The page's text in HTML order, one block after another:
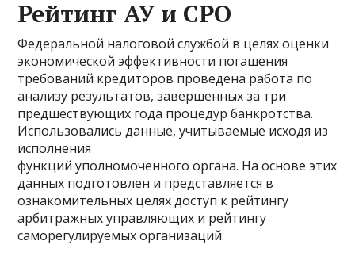
Рейтинг АУ и СРО
Федеральной налоговой службой в целях оценки
экономической эффективности погашения
требований кредиторов проведена работа по
анализу результатов, завершенных за три
предшествующих года процедур банкротства.
Использовались данные, учитываемые исходя из
исполнения
функций уполномоченного органа. На основе этих
данных подготовлен и представляется в
ознакомительных целях доступ к рейтингу
арбитражных управляющих и рейтингу
саморегулируемых организаций.